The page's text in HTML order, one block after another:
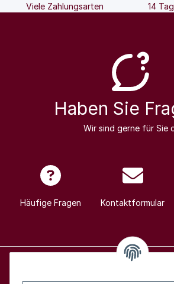
Viele Zahlungsarten 14
Haben Sie
Wir sind gerne für Sie
Häufige Fragen Kontaktformular